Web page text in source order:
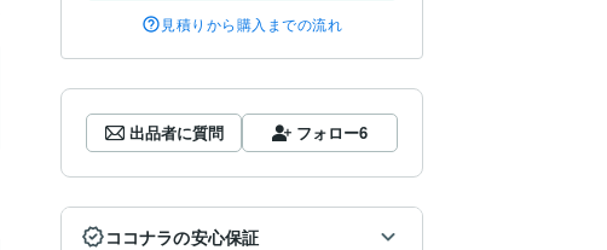
見積りから購入までの流れ
出品者に質問 フォロー6
ココナラの安心保証